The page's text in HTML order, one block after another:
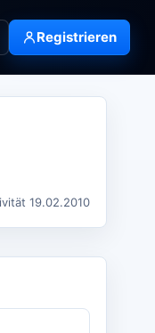
Registrieren
19.02.2010